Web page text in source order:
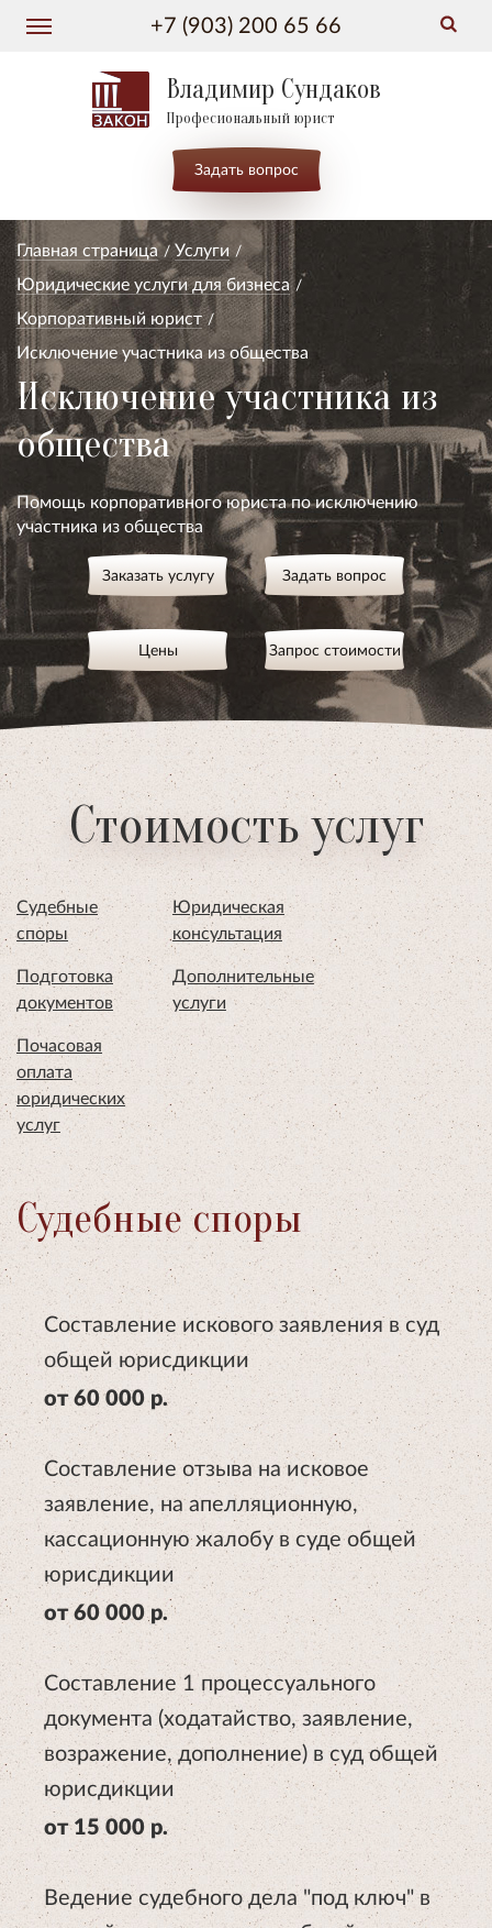
+7 (903) 200 65 66
Владимир Сундаков
Професиональный юрист
Задать вопрос
Главная страница
Услуги
Юридические услуги для бизнеса
Корпоративный юрист
Исключение участника из общества
Исключение участника из
общества
Помощь корпоративного юриста по исключению
участника из общества
Заказать услугу Задать вопрос
Цены Запрос стоимости
Стоимость услуг
Судебные
споры
Юридическая
консультация
Подготовка
документов
Дополнительные
услуги
Почасовая
оплата
юридических
услуг
Судебные споры
Составление искового заявления в суд
общей юрисдикции
от 60 000 р.
Составление отзыва на исковое
заявление, на апелляционную,
кассационную жалобу в суде общей
юрисдикции
от 60 000 р.
Составление 1 процессуального
документа (ходатайство, заявление,
возражение, дополнение) в суд общей
юрисдикции
от 15 000 р.
Ведение судебного дела "под ключ" в